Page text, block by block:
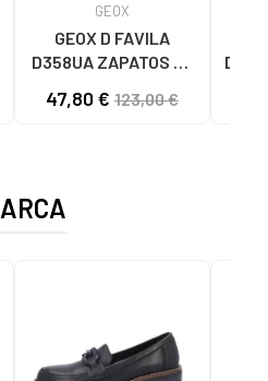
GEOX
GEOX D FAVILA
D358UA ZAPATOS DE
BLACK
47,80 € 123,00 €
DE